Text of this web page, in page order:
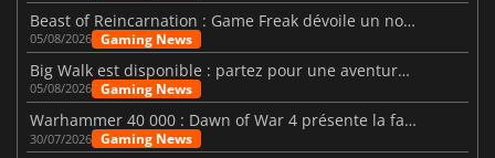
Beast of Reincarnation : Game Freak dévoile un nouveau pari
05/08/2026 Gaming News
Big Walk est disponible : partez pour une aventure entre amis
05/08/2026 Gaming News
Warhammer 40 000 : Dawn of War 4 présente la faction des Nécrons
30/07/2026 Gaming News